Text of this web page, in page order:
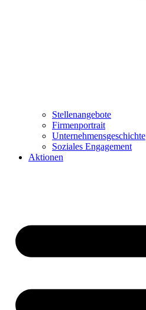
Stellenangebote
Firmenportrait
Unternehmensgeschichte
Soziales Engagement
Aktionen